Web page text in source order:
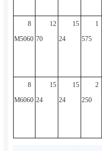
8
M5060
12
70
15
24
1
575
8
M6060
15
24
15
24
2
250